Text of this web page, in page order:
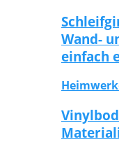
Wand-
einfach